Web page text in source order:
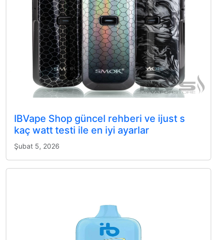
IBVape Shop güncel rehberi ve ijust s
kaç watt testi ile en iyi ayarlar
Şubat 5, 2026